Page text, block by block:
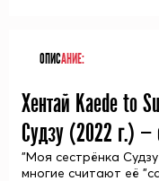
ОПИСАНИЕ:
Хентай Kaede to
Судзу (2022 г.) —
"Моя сестрёнка
многие считают её